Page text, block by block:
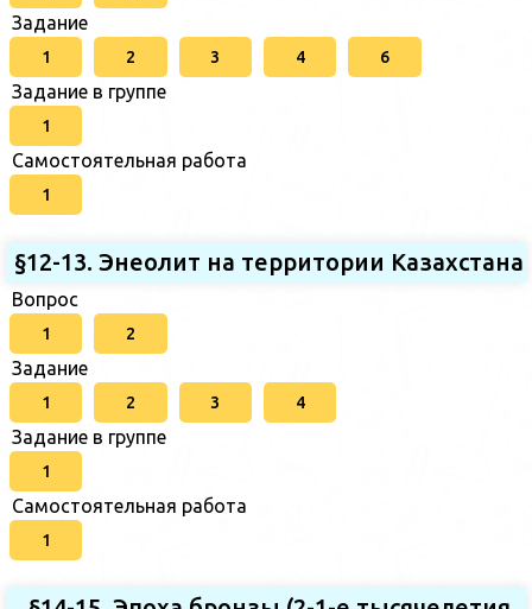
Задание
1 2 3 4 6
Задание в группе
1
Самостоятельная работа
1
§12-13. Энеолит на территории Казахстана
Вопрос
1 2
Задание
1 2 3 4
Задание в группе
1
Самостоятельная работа
1